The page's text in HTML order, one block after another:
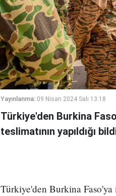
Yayınlanma: 09 Nisan 2024 Salı 13:18
Türkiye'den Burkina
teslimatının yapıldığı
Türkiye'den Burkina Faso'ya